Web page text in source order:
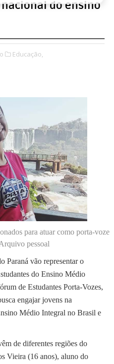
do ensino
Educação,
para atuar como porta-
pessoal
Paraná vão representar o
do Ensino Médio
de Estudantes Porta-Vozes,
engajar jovens na
Médio Integral no Brasil e
de diferentes regiões do
Vieira (16 anos), aluno do